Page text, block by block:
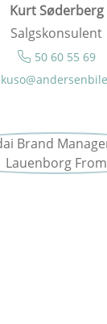
Kurt Søderberg
Salgskonsulent
50 60 55 69